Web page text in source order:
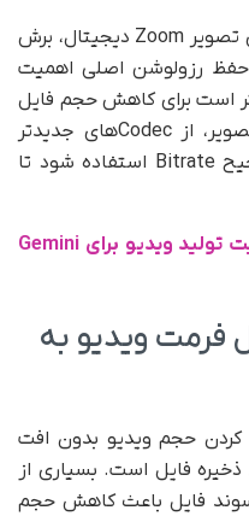
همچنین اگر قرار باشد در آینده روی تصویر Zoom دیجیتال، برش
حفظ رزولوشن اصلی اهمیت
است برای کاهش حجم فایل
ویدیویی به جای کاهش وضوح تصویر، از Codecهای جدیدتر
مانند H.265 یا AV1 و تنظیم صحیح Bitrate استفاده شود تا
گوگل در حال توسعه قابلیت تولید ویدیو برای Gemini
فرمت ویدیو به
کردن حجم ویدیو بدون افت
فایل است. بسیاری از
پسوند فایل باعث کاهش حجم